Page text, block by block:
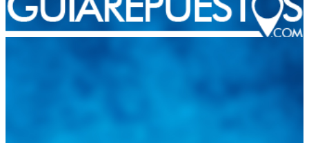
locales, nacionales e internacionales.